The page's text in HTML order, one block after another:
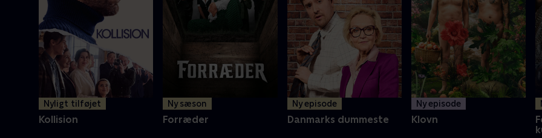
Nyligt tilføjet
Kollision
Ny sæson
Forræder
Ny episode
Danmarks dummeste
Ny episode
Klovn